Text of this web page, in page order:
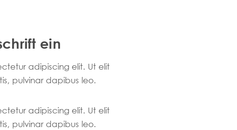
ein
adipiscing elit. Ut elit
pulvinar dapibus leo.
adipiscing elit. Ut elit
pulvinar dapibus leo.